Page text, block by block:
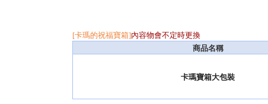
[卡瑪的祝福寶箱]內容物會不定時更換
商品名稱
卡瑪寶箱大包裝